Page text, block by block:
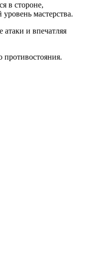
в стороне,
мастерства.
и впечатляя
противостояния.